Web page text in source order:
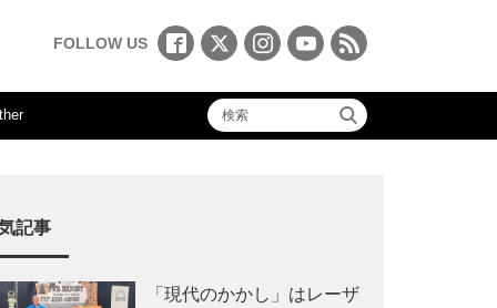
FOLLOW US
記事
「現代のかかし」はレーザ